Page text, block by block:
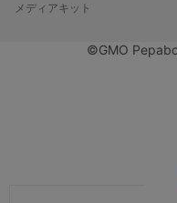
メディアキット
©GMO